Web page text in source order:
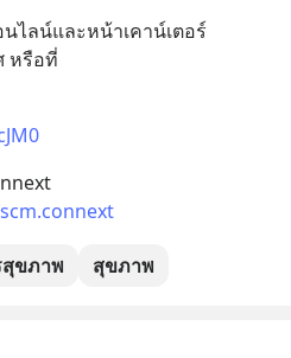
ไลน์และหน้าเคาน์เตอร์
หรือที่
ขภาพ สุขภาพ